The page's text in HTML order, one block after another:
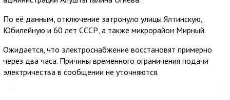
По её данным, отключение затронуло улицы Ялтинскую,
Юбилейную и 60 лет СССР, а также микрорайон Мирный.
Ожидается, что электроснабжение восстановят примерно
через два часа. Причины временного ограничения подачи
электричества в сообщении не уточняются.